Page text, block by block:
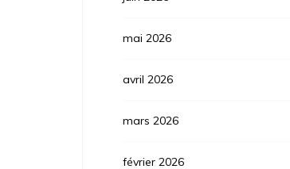
mai 2026
avril 2026
mars 2026
février 2026